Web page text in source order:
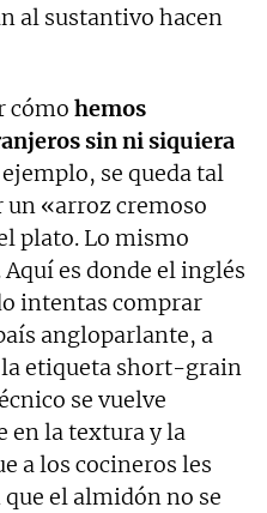
al sustantivo hacen
cómo hemos
sin ni siquiera
se queda tal
un «arroz cremoso
plato. Lo mismo
es donde el inglés
intentas comprar
angloparlante, a
la etiqueta short-grain
se vuelve
en la textura y la
a los cocineros les
el almidón no se